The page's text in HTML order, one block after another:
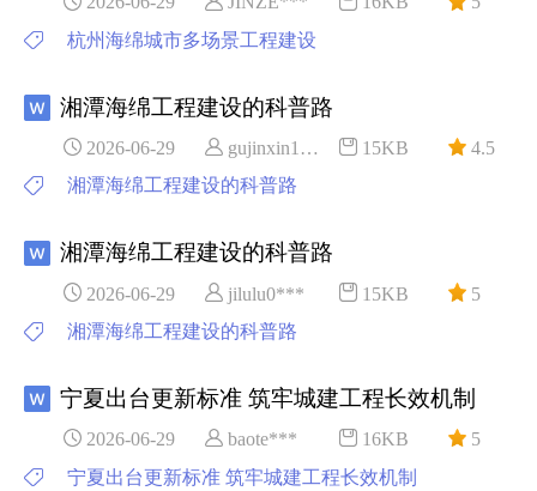
杭州海绵城市多场景工程建设
湘潭海绵工程建设的科普路
2026-06-29 gujinxin1*** 15KB
4.5
湘潭海绵工程建设的科普路
湘潭海绵工程建设的科普路
2026-06-29 jilulu0*** 15KB
5
湘潭海绵工程建设的科普路
宁夏出台更新标准 筑牢城建工程长效机制
2026-06-29 baote*** 16KB
5
宁夏出台更新标准 筑牢城建工程长效机制